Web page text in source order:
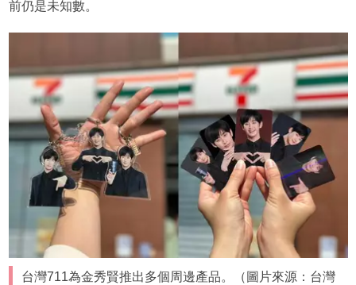
前仍是未知數。
台灣711為金秀賢推出多個周邊產品。（圖片來源：台灣